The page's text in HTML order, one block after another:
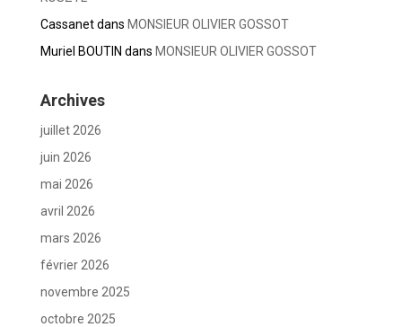
Cassanetdans MONSIEUR OLIVIER GOSSOT
Muriel BOUTIN dans MONSIEUR OLIVIER GOSSOT
Archives
juillet 2026
juin 2026
mai 2026
avril 2026
mars 2026
février 2026
novembre 2025
octobre 2025